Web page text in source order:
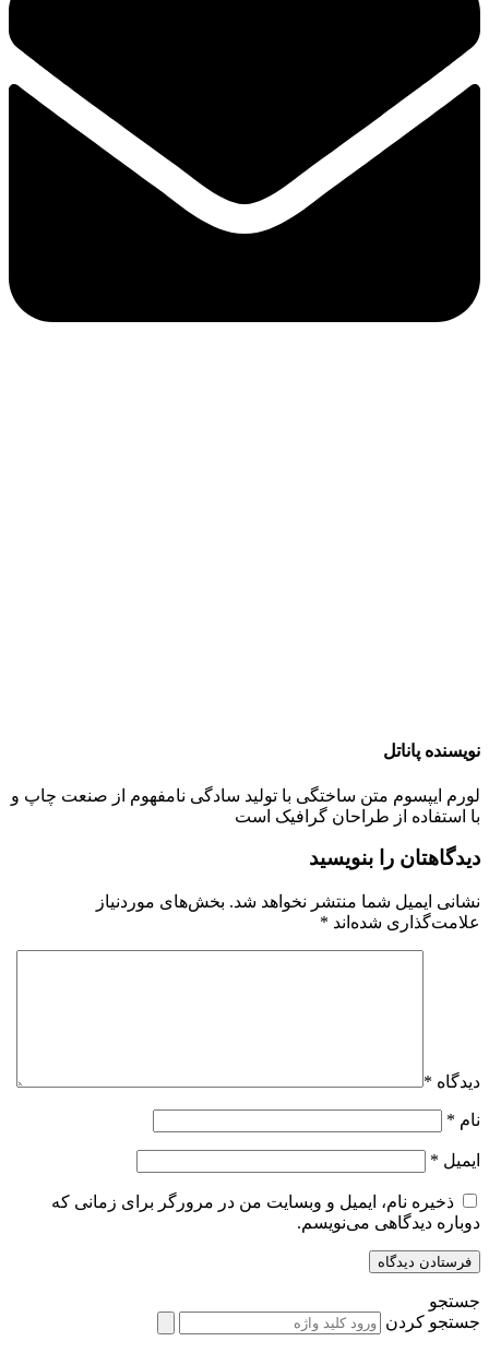
نویسنده پاناتل
لورم ایپسوم متن ساختگی با تولید سادگی نامفهوم از صنعت چاپ و
با استفاده از طراحان گرافیک است
دیدگاهتان را بنویسید
نشانی ایمیل شما منتشر نخواهد شد. بخش‌های موردنیاز
علامت‌گذاری شده‌اند *
دیدگاه *
نام *
ایمیل *
ذخیره نام، ایمیل و وبسایت من در مرورگر برای زمانی که
دوباره دیدگاهی می‌نویسم.
جستجو
جستجو کردن